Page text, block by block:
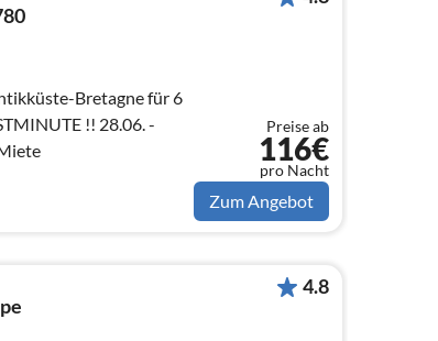
Bretagne für 6
!! 28.06. -
Preise ab
116€
pro Nacht
Zum Angebot
4.8